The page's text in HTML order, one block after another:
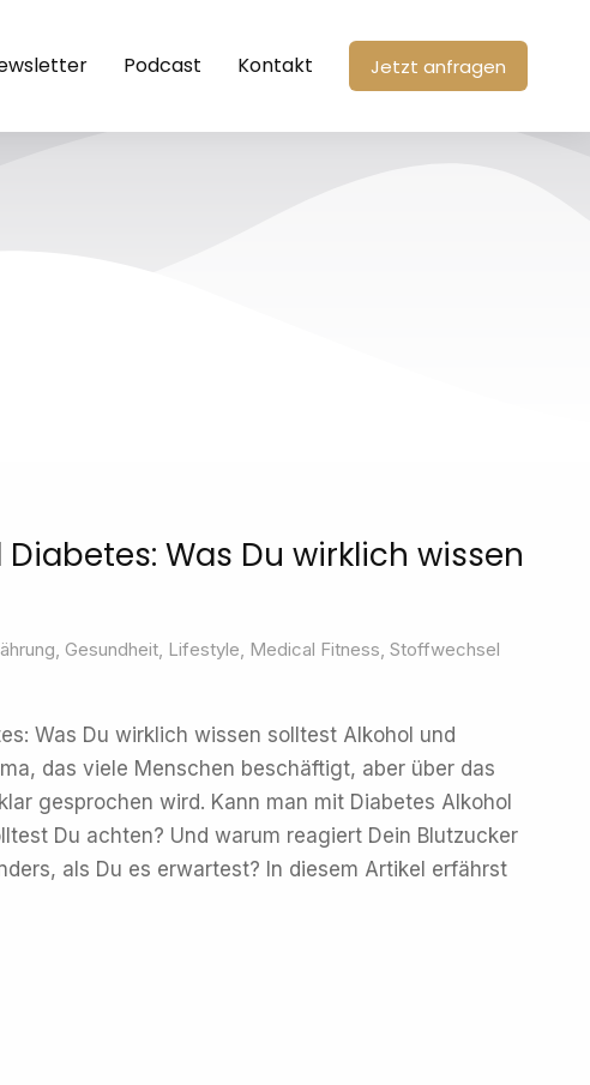
Podcast Kontakt Jetzt anfragen
Was Du wirklich wissen
, Gesundheit, Lifestyle, Medical Fitness, Stoffwechsel
Was Du wirklich wissen solltest Alkohol und
das viele Menschen beschäftigt, aber über das
gesprochen wird. Kann man mit Diabetes Alkohol
Du achten? Und warum reagiert Dein Blutzucker
als Du es erwartest? In diesem Artikel erfährst